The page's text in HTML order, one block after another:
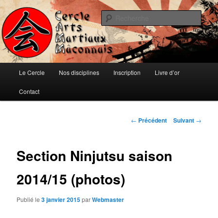
Aller
au
contenu
principalCercle d'Arts Martiaux Mâconnais
Ju-jitsu, Ninjutsu, Aïki-jujutsu, Auto-défense et Qi-Gong
principal
Le Cercle Nos disciplines Inscription Livre d’or
Contact
Navigation
← Précédent Suivant →
Section Ninjutsu saison
2014/15 (photos)
Publié le3 janvier 2015parWebmaster